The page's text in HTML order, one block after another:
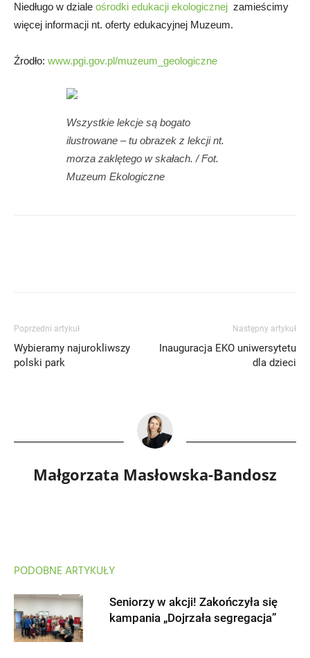
Niedługo w dziale ośrodki edukacji ekologicznej zamieścimy
więcej informacji nt. oferty edukacyjnej Muzeum.
Źrodło: www.pgi.gov.pl/muzeum_geologiczne
Wszystkie lekcje są bogato
ilustrowane – tu obrazek z lekcji nt.
morza zaklętego w skałach. / Fot.
Muzeum Ekologiczne
Poprzedni artykuł
Wybieramy najurokliwszy
polski park
Następny artykuł
Inauguracja EKO uniwersytetu
dla dzieci
Małgorzata Masłowska-Bandosz
PODOBNE ARTYKUŁY
Seniorzy w akcji! Zakończyła się
kampania „Dojrzała segregacja”